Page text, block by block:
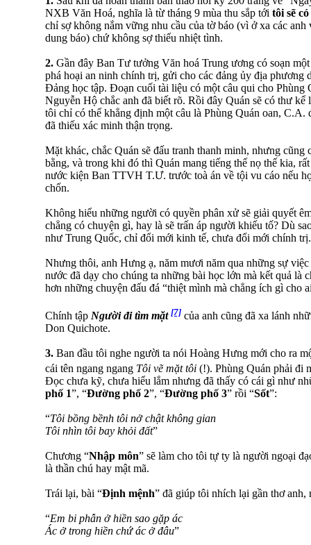
NXB Văn Hoá, nghĩa là từ tháng 9 mùa thu sắp tới tôi sẽ
chỉ sợ không nắm vững nhu cầu của tờ báo (vì ở xa các
dung báo) chứ không sợ thiếu nhiệt tình.
2. Gần đây Ban Tư tưởng Văn hoá Trung ương có soạn
phá hoại an ninh chính trị, gửi cho các đảng ủy địa phương
Đảng học tập. Đoạn cuối tài liệu có một câu qui cho Phùng
Nguyễn Hộ chắc anh đã biết rõ. Rồi đây Quán sẽ có thư
tôi chỉ có thể khẳng định một câu là Phùng Quán oan,
đã thiếu xác minh thận trọng.
Mặt khác, chắc Quán sẽ đấu tranh thanh minh, nhưng
bằng, và trong khi đó thì Quán mang tiếng thế nọ thế kia,
nước kiện Ban TTVH T.Ư. trước toà án về tội vu cáo nếu
chốn.
Không hiểu những người có quyền phân xử sẽ giải quyết
chẳng có chuyện gì, hay là sẽ trấn áp người khiếu tố? Dù
như Trung Quốc, chỉ đổi mới kinh tế, chưa đổi mới chính trị.
Nhưng thôi, anh Hưng ạ, năm mươi năm qua những sự
nước đã dạy cho chúng ta những bài học lớn mà kết quả là
hơn những chuyện đấu đá “thiệt mình mà chẳng ích gì cho
Chính tập Người đi tìm mặt [7] của anh cũng đã xa lánh
Don Quichote.
3. Ban đầu tôi nghe người ta nói Hoàng Hưng mới cho ra
cái tên ngang ngang Tôi vẽ mặt tôi (!). Phùng Quán phải đi
Đọc chưa kỹ, chưa hiểu lắm nhưng đã thấy có cái gì như
phố 1”, “Đường phố 2”, “Đường phố 3” rồi “Sốt”:
“Tôi bồng bềnh tôi nở chật không gian
Tôi nhìn tôi bay khỏi đất”
Chương “Nhập môn” sẽ làm cho tôi tự ty là người ngoại
là thần chú hay mật mã.
Trái lại, bài “Định mệnh” đã giúp tôi nhích lại gần thơ anh,
“Em bi phẫn ở hiền sao gặp ác
Ác ở trong hiền chứ ác ở đâu”